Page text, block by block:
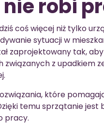
nie robi
coś więcej niż tylko
sytuacji w
zaprojektowany tak,
z upadkiem
które
temu sprzątanie jest
pracy.